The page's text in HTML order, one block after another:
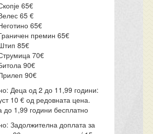
65€
65 €
65€
премин 65€
85€
70€
90€
90€
Деца од 2 до 11,99 години:
10 € од редовната цена.
до 1,99 години бесплатно
Задолжителна доплата за